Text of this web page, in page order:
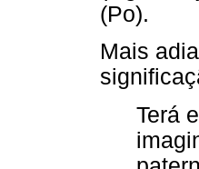
(Po).
Mais
Terá